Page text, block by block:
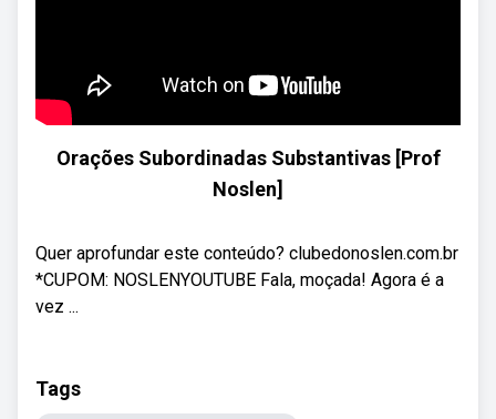
Orações Subordinadas Substantivas [Prof
Noslen]
Quer aprofundar este conteúdo? clubedonoslen.com.br
*CUPOM: NOSLENYOUTUBE Fala, moçada! Agora é a
vez ...
Tags